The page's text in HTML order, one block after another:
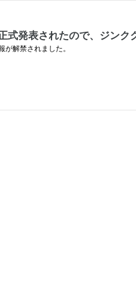
発表されたので、ジンク
解禁されました。